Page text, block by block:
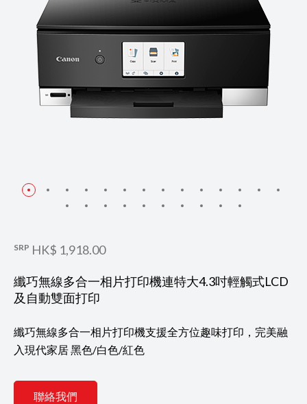
SRP HK$ 1,918.00
纖巧無線多合一相片打印機連特大4.3吋輕觸式LCD
及自動雙面打印
纖巧無線多合一相片打印機支援全方位趣味打印，完美融
入現代家居 黑色/白色/紅色
聯絡我們